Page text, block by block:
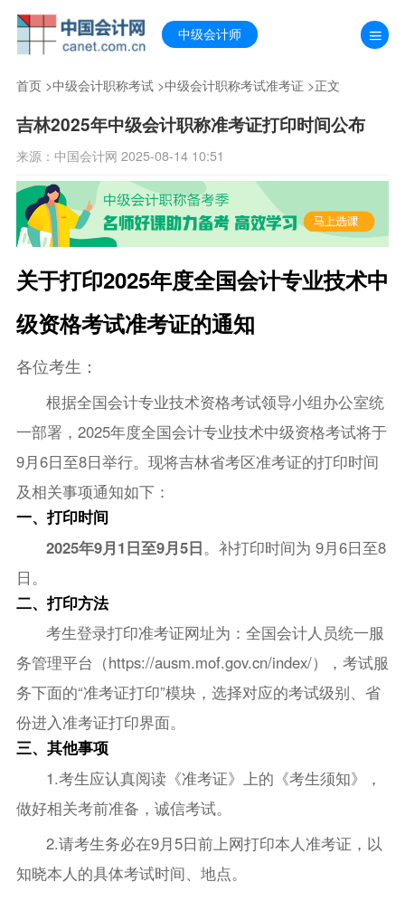
中级会计师
首页>中级会计职称考试>中级会计职称考试准考证 >正文
吉林2025年中级会计职称准考证打印时间公布
来源：中国会计网 2025-08-14 10:51
关于打印2025年度全国会计专业技术中
级资格考试准考证的通知
各位考生：
根据全国会计专业技术资格考试领导小组办公室统
一部署，2025年度全国会计专业技术中级资格考试将于
9月6日至8日举行。现将吉林省考区准考证的打印时间
及相关事项通知如下：
一、打印时间
2025年9月1日至9月5日。补打印时间为 9月6日至8
日。
二、打印方法
考生登录打印准考证网址为：全国会计人员统一服
务管理平台（https://ausm.mof.gov.cn/index/），考试服
务下面的“准考证打印”模块，选择对应的考试级别、省
份进入准考证打印界面。
三、其他事项
1.考生应认真阅读《准考证》上的《考生须知》，
做好相关考前准备，诚信考试。
2.请考生务必在9月5日前上网打印本人准考证，以
知晓本人的具体考试时间、地点。